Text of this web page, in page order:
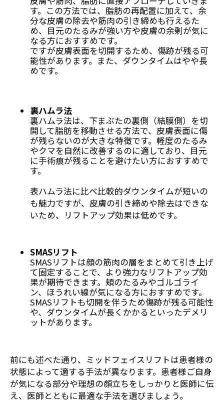
す。この方法では、脂肪の再配置に加えて、余
分な皮膚の除去や筋肉の引き締めも行えるた
め、目元のたるみが強い方や皮膚の余剰が気に
なる方におすすめです。
ですが皮膚表面を切開するため、傷跡が残る可
能性があります。また、ダウンタイムはやや長
めです。
裏ハムラ法
裏ハムラ法は、下まぶたの裏側（結膜側）を切
開して脂肪を移動させる方法で、皮膚表面に傷
が残らないのが大きな特徴です。軽度のたるみ
やクマを自然に改善するのに適しており、目元
に手術痕が残ることを避けたい方におすすめで
す。
表ハムラ法に比べ比較的ダウンタイムが短いの
も魅力ですが、皮膚の引き締めや除去はできな
いため、リフトアップ効果は低めです。
SMASリフト
SMASリフトは顔の筋肉の層をまとめて引き上げ
て固定することで、より強力なリフトアップ効
果が期待できます。頬のたるみやゴルゴライ
ン、ほうれい線が気になる方におすすめです。
SMASリフトも切開を伴うため傷跡が残る可能性
や、ダウンタイムが長くかかるといったデメリ
ットがあります。
前にも述べた通り、ミッドフェイスリフトは患者様の
状態によって適する手法が異なります。患者様ご自身
が気になる部分や理想の顔立ちをしっかりと医師に伝
え、医師とともに最適な手法を選びましょう。